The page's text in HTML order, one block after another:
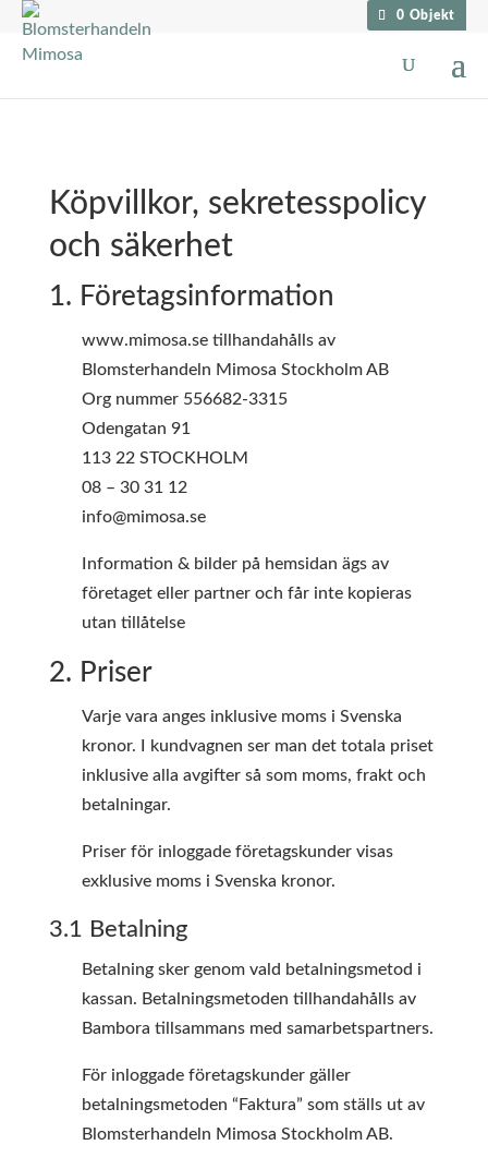
0 Objekt
Köpvillkor, sekretesspolicy
och säkerhet
1. Företagsinformation
www.mimosa.se tillhandahålls av
Blomsterhandeln Mimosa Stockholm AB
Org nummer 556682-3315
Odengatan 91
113 22 STOCKHOLM
08 – 30 31 12
info@mimosa.se
Information & bilder på hemsidan ägs av
företaget eller partner och får inte kopieras
utan tillåtelse
2. Priser
Varje vara anges inklusive moms i Svenska
kronor. I kundvagnen ser man det totala priset
inklusive alla avgifter så som moms, frakt och
betalningar.
Priser för inloggade företagskunder visas
exklusive moms i Svenska kronor.
3.1 Betalning
Betalning sker genom vald betalningsmetod i
kassan. Betalningsmetoden tillhandahålls av
Bambora tillsammans med samarbetspartners.
För inloggade företagskunder gäller
betalningsmetoden “Faktura” som ställs ut av
Blomsterhandeln Mimosa Stockholm AB.